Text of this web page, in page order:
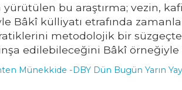
bu araştırma; vezin,
Bâkî külliyatı etrafında
metodolojik bir
edilebileceğini Bâkî örneğiyle
Münekkide -DBY Dün Bugün Yarın